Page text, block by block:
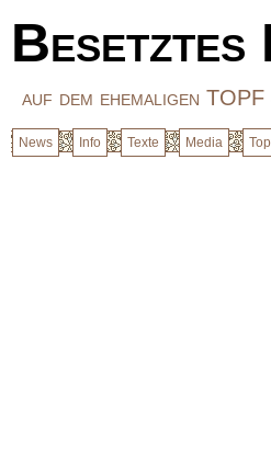
Besetztes
auf dem ehemaligen
News Info Texte Media